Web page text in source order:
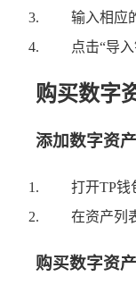
输入相应
点击“导
购买数字
添加数字资产
打开TP钱
在资产列
购买数字资产